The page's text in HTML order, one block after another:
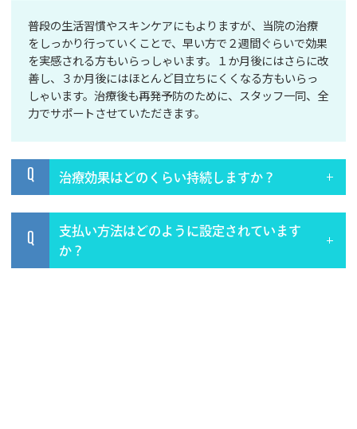
普段の生活習慣やスキンケアにもよりますが、当院の治療
をしっかり行っていくことで、早い方で２週間ぐらいで効果
を実感される方もいらっしゃいます。１か月後にはさらに改
善し、３か月後にはほとんど目立ちにくくなる方もいらっ
しゃいます。治療後も再発予防のために、スタッフ一同、全
力でサポートさせていただきます。
Q 治療効果はどのくらい持続しますか？
Q
支払い方法はどのように設定されています
か？